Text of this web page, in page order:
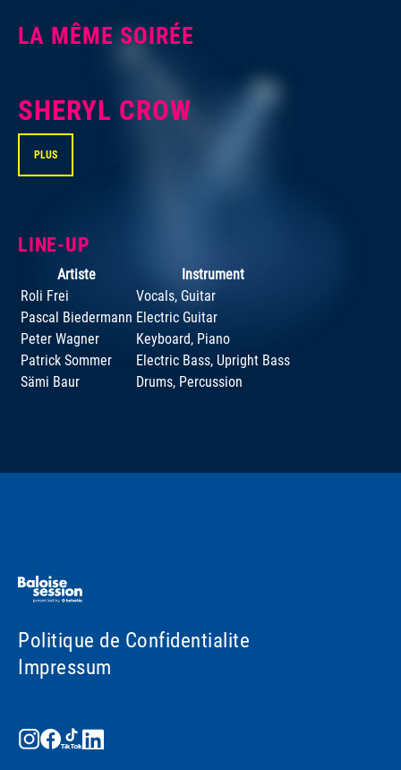
LA MÊME SOIRÉE
SHERYL CROW
PLUS
LINE-UP
Artiste
Instrument
Roli Frei
Vocals, Guitar
Pascal Biedermann Electric Guitar
Peter Wagner
Keyboard, Piano
Patrick Sommer
Electric Bass, Upright Bass
Sämi Baur
Drums, Percussion
Politique de Confidentialite
Impressum